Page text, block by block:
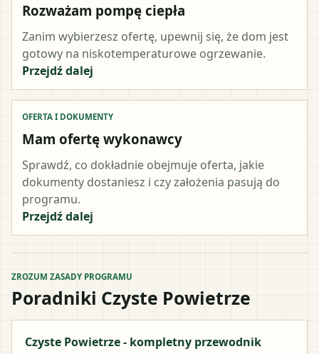
Rozważam pompę ciepła
Zanim wybierzesz ofertę, upewnij się, że dom jest
gotowy na niskotemperaturowe ogrzewanie.
Przejdź dalej
OFERTA I DOKUMENTY
Mam ofertę wykonawcy
Sprawdź, co dokładnie obejmuje oferta, jakie
dokumenty dostaniesz i czy założenia pasują do
programu.
Przejdź dalej
ZROZUM ZASADY PROGRAMU
Poradniki Czyste Powietrze
Czyste Powietrze - kompletny przewodnik